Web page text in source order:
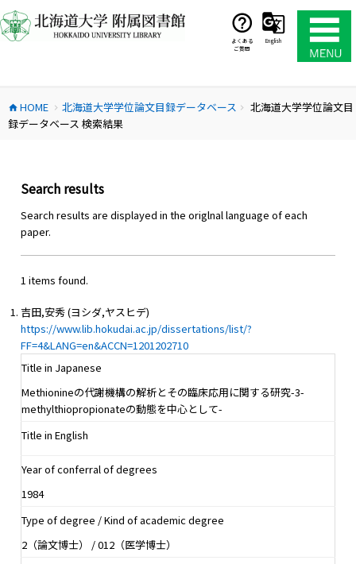
ン
テ
ス
キ
よくある
ご質問
English
home HOME chevron_right 北海道大学学位論文目録データベース chevron_right
北海道大学学位論文目
録データベース 検索結果
Search results
Search results are displayed in the origlnal language of each
paper.
1 items found.
吉田,安秀 (ヨシダ,ヤスヒデ)
https://www.lib.hokudai.ac.jp/dissertations/list/?
FF=4&LANG=en&ACCN=1201202710
Title in Japanese
Methionineの代謝機構の解析とその臨床応用に関する研究-3-
methylthiopropionateの動態を中心として-
Title in English
Year of conferral of degrees
1984
Type of degree / Kind of academic degree
2（論文博士） / 012（医学博士）